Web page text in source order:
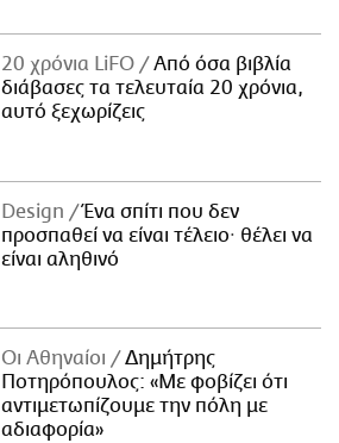
20 χρόνια LiFO
Από όσα βιβλία
διάβασες τα τελευταία 20 χρόνια,
αυτό ξεχωρίζεις
Design
Ένα σπίτι που δεν
προσπαθεί να είναι τέλειο· θέλει να
είναι αληθινό
Οι Αθηναίοι
Δημήτρης
Ποτηρόπουλος: «Με φοβίζει ότι
αντιμετωπίζουμε την πόλη με
αδιαφορία»